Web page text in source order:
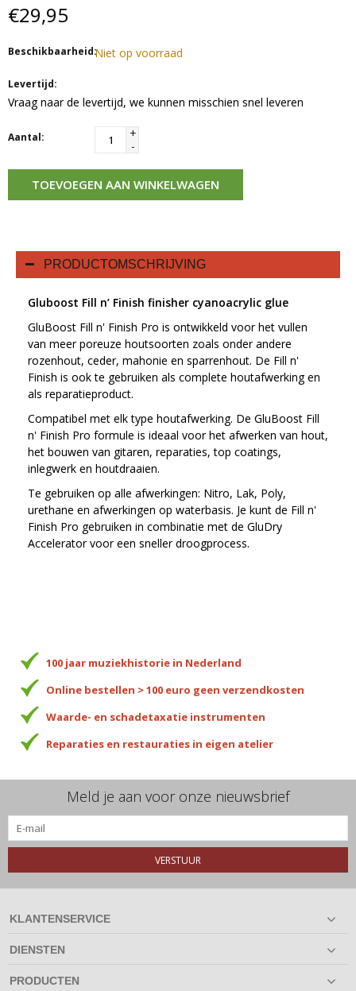
€29,95
Beschikbaarheid:Niet op voorraad
Levertijd:
Vraag naar de levertijd, we kunnen misschien snel leveren
Aantal:
+
-
TOEVOEGEN AAN WINKELWAGEN
PRODUCTOMSCHRIJVING
Gluboost Fill n’ Finish finisher cyanoacrylic glue
GluBoost Fill n' Finish Pro is ontwikkeld voor het vullen
van meer poreuze houtsoorten zoals onder andere
rozenhout, ceder, mahonie en sparrenhout. De Fill n'
Finish is ook te gebruiken als complete houtafwerking en
als reparatieproduct.
Compatibel met elk type houtafwerking. De GluBoost Fill
n' Finish Pro formule is ideaal voor het afwerken van hout,
het bouwen van gitaren, reparaties, top coatings,
inlegwerk en houtdraaien.
Te gebruiken op alle afwerkingen: Nitro, Lak, Poly,
urethane en afwerkingen op waterbasis. Je kunt de Fill n'
Finish Pro gebruiken in combinatie met de GluDry
Accelerator voor een sneller droogprocess.
100 jaar muziekhistorie in Nederland
Online bestellen > 100 euro geen verzendkosten
Waarde- en schadetaxatie instrumenten
Reparaties en restauraties in eigen atelier
Meld je aan voor onze nieuwsbrief
VERSTUUR
KLANTENSERVICE
DIENSTEN
PRODUCTEN